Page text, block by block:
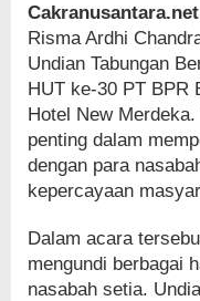
Risma Ardhi
Undian Tabungan
HUT ke-30 PT BPR
Hotel New
penting dalam
dengan para
kepercayaan
Dalam acara
mengundi berbagai
nasabah setia.